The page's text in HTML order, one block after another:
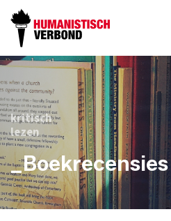
kritisch
lezen
_Boekrecensies